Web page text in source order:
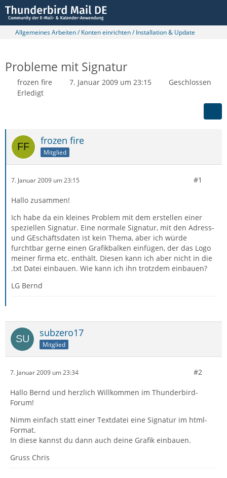
Allgemeines Arbeiten / Konten einrichten / Installation & Update
Probleme mit Signatur
frozen fire 7. Januar 2009 um 23:15
Geschlossen
Erledigt
frozen fire
Mitglied
7. Januar 2009 um 23:15 #1
Hallo zusammen!
Ich habe da ein kleines Problem mit dem erstellen einer
speziellen Signatur. Eine normale Signatur, mit den Adress-
und GEschäftsdaten ist kein Thema, aber ich würde
furchtbar gerne einen Grafikbalken einfügen, der das Logo
meiner firma etc. enthält. Diesen kann ich aber nicht in die
.txt Datei einbauen. Wie kann ich ihn trotzdem einbauen?
LG Bernd
subzero17
Mitglied
7. Januar 2009 um 23:34 #2
Hallo Bernd und herzlich Willkommen im Thunderbird-
Forum!
Nimm einfach statt einer Textdatei eine Signatur im html-
Format.
In diese kannst du dann auch deine Grafik einbauen.
Gruss Chris